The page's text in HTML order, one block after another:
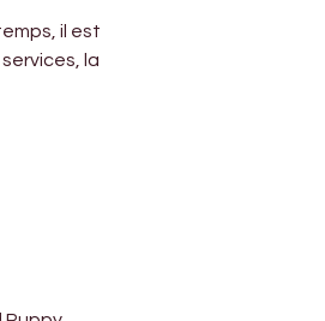
il est
la